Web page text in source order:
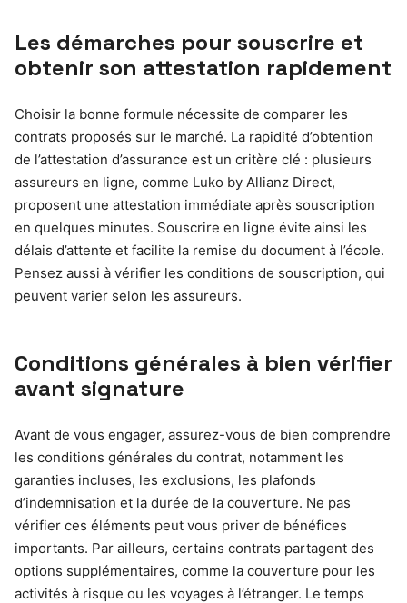
Les démarches pour souscrire et
obtenir son attestation rapidement
Choisir la bonne formule nécessite de comparer les
contrats proposés sur le marché. La rapidité d’obtention
de l’attestation d’assurance est un critère clé : plusieurs
assureurs en ligne, comme Luko by Allianz Direct,
proposent une attestation immédiate après souscription
en quelques minutes. Souscrire en ligne évite ainsi les
délais d’attente et facilite la remise du document à l’école.
Pensez aussi à vérifier les conditions de souscription, qui
peuvent varier selon les assureurs.
Conditions générales à bien vérifier
avant signature
Avant de vous engager, assurez-vous de bien comprendre
les conditions générales du contrat, notamment les
garanties incluses, les exclusions, les plafonds
d’indemnisation et la durée de la couverture. Ne pas
vérifier ces éléments peut vous priver de bénéfices
importants. Par ailleurs, certains contrats partagent des
options supplémentaires, comme la couverture pour les
activités à risque ou les voyages à l’étranger. Le temps